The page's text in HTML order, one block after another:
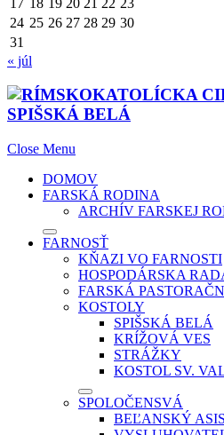
24 25 26 27 28 29 30
31
« júl
Close Menu
DOMOV
FARSKÁ RODINA
ARCHÍV FARSKEJ
FARNOSŤ
KŇAZI VO FARNOSTI
HOSPODÁRSKA
FARSKÁ
KOSTOLY
SPIŠSKÁ BELÁ
KRÍŽOVÁ VES
STRÁŽKY
KOSTOL SV.
SPOLOČENSVÁ
BEĽANSKÝ